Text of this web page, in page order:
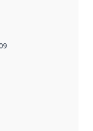
dataene i dette